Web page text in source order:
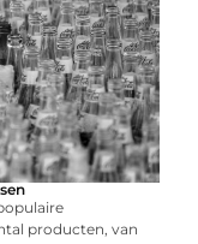
producten, van